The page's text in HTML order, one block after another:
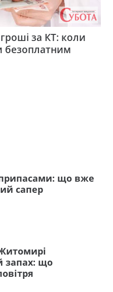
за КТ: коли
безоплатним
що вже
сапер
запах: що